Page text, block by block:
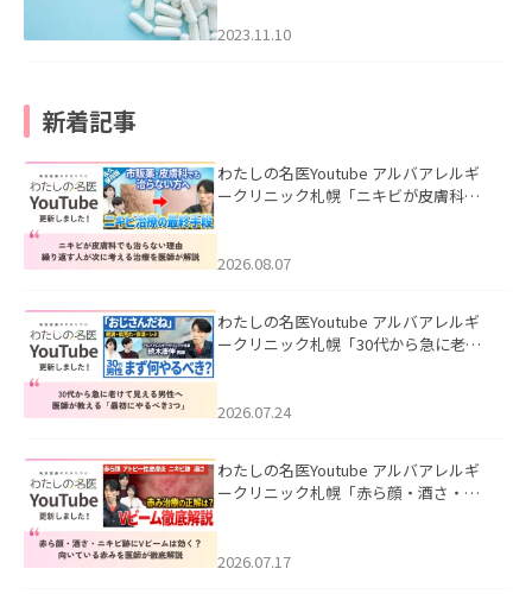
2023.11.10
新着記事
わたしの名医Youtube アルバアレルギ
ークリニック札幌「ニキビが皮膚科で
ました。
2026.08.07
わたしの名医Youtube アルバアレルギ
ークリニック札幌「30代から急に老け
た。
2026.07.24
わたしの名医Youtube アルバアレルギ
ークリニック札幌「赤ら顔・酒さ・ニ
した。
2026.07.17